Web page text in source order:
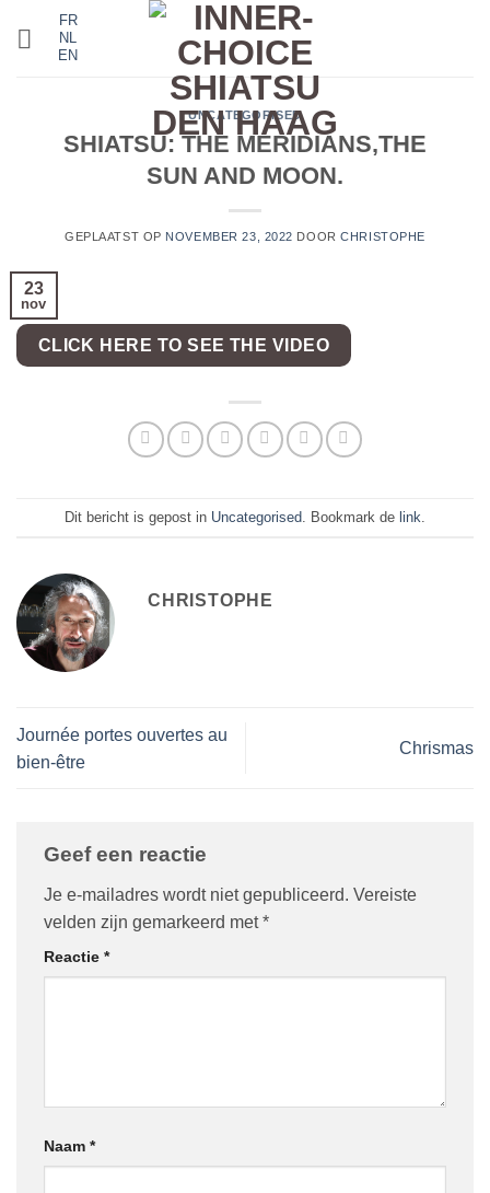
FR
NL
EN
UNCATEGORISED
SHIATSU: THE MERIDIANS,THE
SUN AND MOON.
GEPLAATST OP NOVEMBER 23, 2022 DOORCHRISTOPHE
23
nov
CLICK HERE TO SEE THE VIDEO
Dit bericht is gepost in Uncategorised . Bookmark de link
CHRISTOPHE
Journée portes ouvertes au
bien-être
Chrismas
Geef een reactie
Je e-mailadres wordt niet gepubliceerd. Vereiste
velden zijn gemarkeerd met*
Reactie *
Naam *